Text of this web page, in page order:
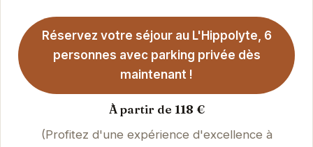
Réservez votre séjour au L'Hippolyte, 6
personnes avec parking privée dès
maintenant !
À partir de 118 €
(Profitez d'une expérience d'excellence à